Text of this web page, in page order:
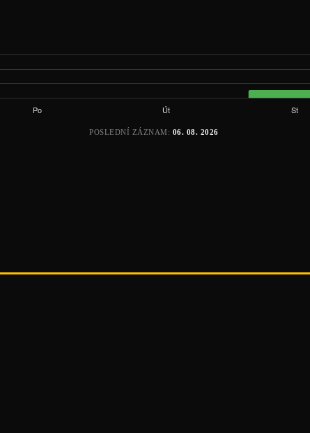
POSLEDNÍ ZÁZNAM: 06. 08. 2026